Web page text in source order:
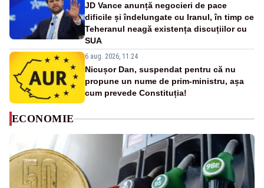
JD Vance anunță negocieri de pace
dificile și îndelungate cu Iranul, în timp ce
Teheranul neagă existența discuțiilor cu
SUA
6 aug. 2026, 11:24
Nicușor Dan, suspendat pentru că nu
propune un nume de prim-ministru, așa
cum prevede Constituția!
ECONOMIE